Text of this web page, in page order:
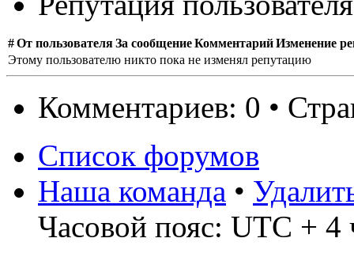
#От пользователяЗа сообщениеКомментарийИзменение
Этому пользователю никто пока не изменял репутацию
Комментариев: 0 •
Список форумов
Наша команда •
Часовой пояс: UTC + 4